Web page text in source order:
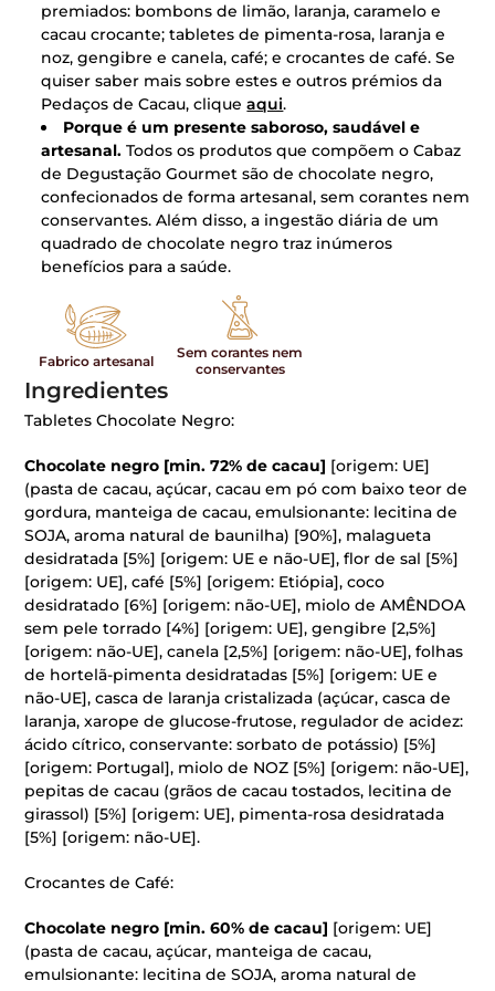
premiados: bombons de limão, laranja, caramelo e
cacau crocante; tabletes de pimenta-rosa, laranja e
noz, gengibre e canela, café; e crocantes de café. Se
quiser saber mais sobre estes e outros prémios da
Pedaços de Cacau, cliqueaqui.
Porque é um presente saboroso, saudável e
artesanal. Todos os produtos que compõem o Cabaz
de Degustação Gourmet são de chocolate negro,
confecionados de forma artesanal, sem corantes nem
conservantes. Além disso, a ingestão diária de um
quadrado de chocolate negro traz inúmeros
benefícios para a saúde.
Fabrico artesanal
Sem corantes nem
conservantes
Ingredientes
Tabletes Chocolate Negro:
Chocolate negro [min. 72% de cacau] [origem: UE]
(pasta de cacau, açúcar, cacau em pó com baixo teor de
gordura, manteiga de cacau, emulsionante: lecitina de
SOJA, aroma natural de baunilha) [90%], malagueta
desidratada [5%] [origem: UE e não-UE], flor de sal [5%]
[origem: UE], café [5%] [origem: Etiópia], coco
desidratado [6%] [origem: não-UE], miolo de AMÊNDOA
sem pele torrado [4%] [origem: UE], gengibre [2,5%]
[origem: não-UE], canela [2,5%] [origem: não-UE], folhas
de hortelã-pimenta desidratadas [5%] [origem: UE e
não-UE], casca de laranja cristalizada (açúcar, casca de
laranja, xarope de glucose-frutose, regulador de acidez:
ácido cítrico, conservante: sorbato de potássio) [5%]
[origem: Portugal], miolo de NOZ [5%] [origem: não-UE],
pepitas de cacau (grãos de cacau tostados, lecitina de
girassol) [5%] [origem: UE], pimenta-rosa desidratada
[5%] [origem: não-UE].
Crocantes de Café:
Chocolate negro [min. 60% de cacau] [origem: UE]
(pasta de cacau, açúcar, manteiga de cacau,
emulsionante: lecitina de SOJA, aroma natural de